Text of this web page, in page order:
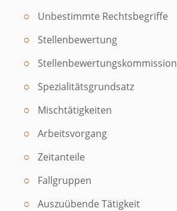
Unbestimmte Rechtsbegriffe
Stellenbewertung
Stellenbewertungskommission
Spezialitätsgrundsatz
Mischtätigkeiten
Arbeitsvorgang
Zeitanteile
Fallgruppen
Auszuübende Tätigkeit